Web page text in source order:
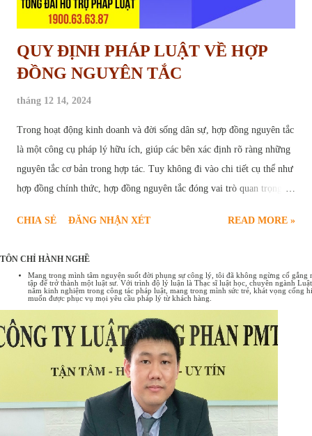
QUY ĐỊNH PHÁP LUẬT VỀ HỢP
ĐỒNG NGUYÊN TẮC
tháng 12 14, 2024
Trong hoạt động kinh doanh và đời sống dân sự, hợp đồng nguyên tắc
là một công cụ pháp lý hữu ích, giúp các bên xác định rõ ràng những
nguyên tắc cơ bản trong hợp tác. Tuy không đi vào chi tiết cụ thể như
hợp đồng chính thức, hợp đồng nguyên tắc đóng vai trò quan trọng,
sau đây sẽ cung cấp chi tiết quy định pháp luật về hợp đồng nguyên
Tổng quan về hợp đồng nguyên tắc Hợp đồng nguyên tắc là sự thỏa
thuận sơ bộ giữa các bên về những nội dung cơ bản, những nguyên
tắc chung nhất của một giao dịch. Có thể hiểu hợp đồng nguyên tắc
như một bản "ghi nhớ" hoặc "cam kết" về ý định hợp tác, tạo tiền đề
cho việc đàm phán và ký kết hợp đồng chính thức sau này. Đặc điểm
của hợp đồng nguyên tắc: Tính chất định hướng: Xác định khuôn khổ
chung, những điểm cốt lõi của giao ...
CHIA SẺ ĐĂNG NHẬN XÉT READ MORE »
TÔN CHỈ HÀNH NGHỀ
Mang trong mình tâm nguyện suốt đời phụng sự công lý, tôi đã không ngừng cố
tập để trở thành một luật sư. Với trình độ lý luận là Thạc sĩ luật học, chuyên ngành
năm kinh nghiệm trong công tác pháp luật, mang trong mình sức trẻ, khát vọng cống
muốn được phục vụ mọi yêu cầu pháp lý từ khách hàng.